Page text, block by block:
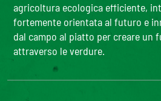
agricoltura ecologica efficiente,
fortemente orientata al futuro e
dal campo al piatto per creare un
attraverso le verdure.